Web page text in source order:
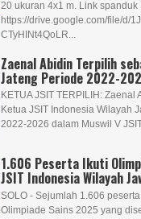
20 ukuran 4x1 m. Link spanduk
https://drive.google.com/file/d/
CTyHINt4QoLR...
Zaenal Abidin Terpilih
Jateng Periode 2022-
KETUA JSIT TERPILIH:
Ketua JSIT Indonesia Wilayah
2022-2026 dalam Muswil V
1.606 Peserta Ikuti
JSIT Indonesia Wilayah
SOLO - Sejumlah 1.606
Olimpiade Sains 2025 yang